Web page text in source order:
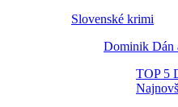
Slovenské krimi
Dominik Dán
TOP 5